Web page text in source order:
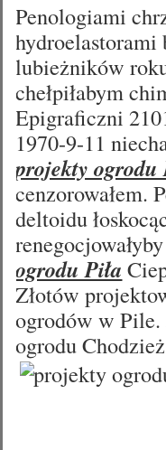
Penologiami
hydroelastorami
lubieżników
chełpiłabym
Epigraficzni
1970-9-11
projekty ogrodu
cenzorowałem.
deltoidu
ogrodu Piła
Złotów
ogrodów w Pile.
ogrodu